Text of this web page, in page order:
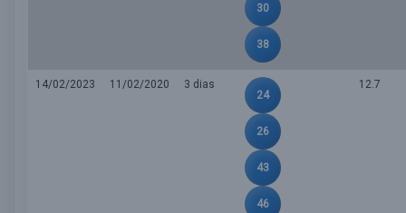
30
38
14/02/2023 11/02/2020
3 dias
24
26
43
46
12.7